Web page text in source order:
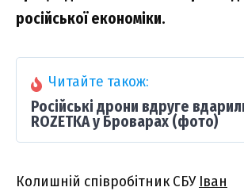
російської економіки.
Читайте також:
Російські дрони вдруге
ROZETKA у Броварах (фото)
Колишній співробітник СБУ Іван